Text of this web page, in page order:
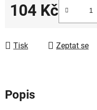
104 Kč
Tisk Zeptat se
Popis